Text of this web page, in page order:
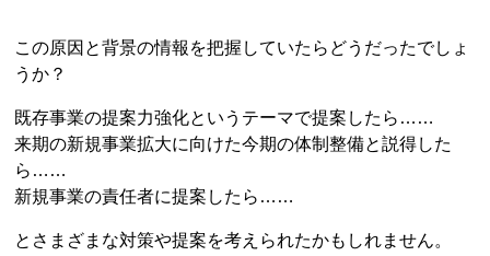
この原因と背景の情報を把握していたらどうだったでしょ
うか？
既存事業の提案力強化というテーマで提案したら……
来期の新規事業拡大に向けた今期の体制整備と説得した
ら……
新規事業の責任者に提案したら……
とさまざまな対策や提案を考えられたかもしれません。